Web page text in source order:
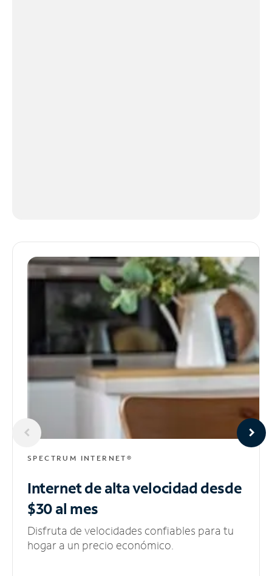
SPECTRUM INTERNET®
Internet de alta velocidaddesde
$30 al mes
Disfruta de velocidades confiables para tu
hogar a un precio económico.